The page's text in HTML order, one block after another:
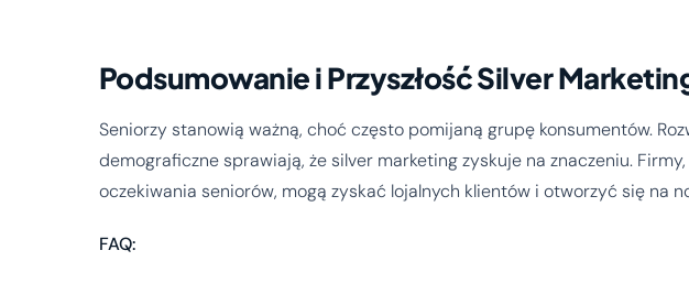
Podsumowanie i Przyszłość Silver
Seniorzy stanowią ważną, choć często pomijaną grupę konsumentów.
demograficzne sprawiają, że silver marketing zyskuje na znaczeniu.
oczekiwania seniorów, mogą zyskać lojalnych klientów i otworzyć się na
FAQ: